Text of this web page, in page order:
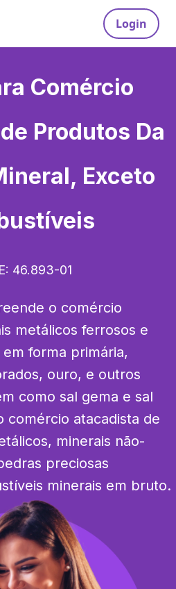
Login
Comércio
Produtos Da
Exceto
46.893-01
o comércio
metálicos ferrosos e
forma primária,
ouro, e outros
como sal gema e sal
comércio atacadista de
minerais não-
preciosas
minerais em bruto.